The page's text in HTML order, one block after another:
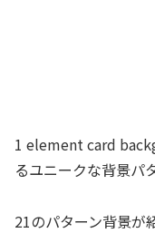
1 element card
るユニークな背景パ
21のパターン背景が